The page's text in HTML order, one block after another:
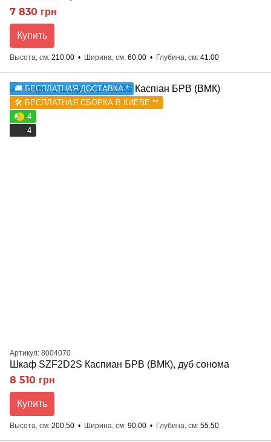
7 830 грн
Купить
Высота, см 210.00 Ширина, см 60.00 Глубина, см 41.00
🚚 БЕСПЛАТНАЯ ДОСТАВКА *
🛠️ БЕСПЛАТНАЯ СБОРКА В КИЕВЕ **
4
4
Артикул: 8004070
Шкаф SZF2D2S Каспиан БРВ (ВМК), дуб сонома
8 510 грн
Купить
Высота, см 200.50 Ширина, см 90.00 Глубина, см 55.50